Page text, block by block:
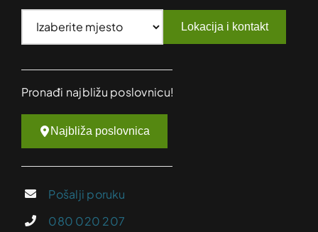
Lokacija i kontakt
Pronađi najbližu poslovnicu!
Najbliža poslovnica
Pošalji poruku
080 020 207